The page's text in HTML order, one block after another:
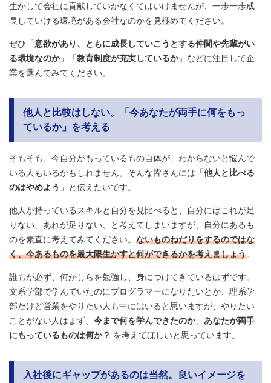
生かして会社に貢献していかなくてはいけませんが、一歩一歩成
長していける環境がある会社なのかを見極めてください。
ぜひ「意欲があり、ともに成長していこうとする仲間や先輩がい
る環境なのか」「教育制度が充実しているか」などに注目して企
業を選んでみてください。
他人と比較はしない。「今あなたが両手に何をもっ
ているか」を考える
そもそも、今自分がもっているもの自体が、わからないと悩んで
いる人もいるかもしれません。そんな皆さんには「他人と比べる
のはやめよう 」と伝えたいです。
他人が持っているスキルと自分を見比べると、自分にはこれが足
りない、あれが足りない、と考えてしまいますが、自分にあるも
のを素直に考えてみてください。 ないものねだりをするのではな
く、今あるものを最大限生かすと何ができるかを考えましょう。
誰もが必ず、何かしらを勉強し、身につけてきているはずです。
文系学部で学んでいたのにプログラマーになりたいとか、理系学
部だけど営業をやりたい人も中にはいると思いますが、やりたい
ことがない人はまず、 今まで何を学んできたのか、 あなたが両手
にもっているものは何か？ を考えてほしいと思っています。
入社後にギャップがあるのは当然。良いイメージを